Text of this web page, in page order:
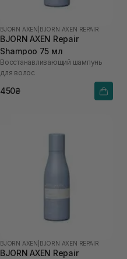
BJORN AXEN BJORN AXEN REPAIR
BJORN AXEN Repair
Shampoo 75 мл
Восстанавливающий шампунь
для волос
450₴
BJORN AXEN BJORN AXEN REPAIR
BJORN AXEN Repair